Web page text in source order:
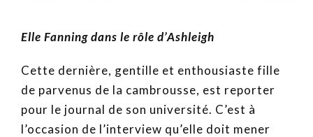
Elle Fanning dans le rôle d’Ashleigh
Cette dernière, gentille et enthousiaste fille
de parvenus de la cambrousse, est reporter
pour le journal de son université. C’est à
l’occasion de l’interview qu’elle doit mener